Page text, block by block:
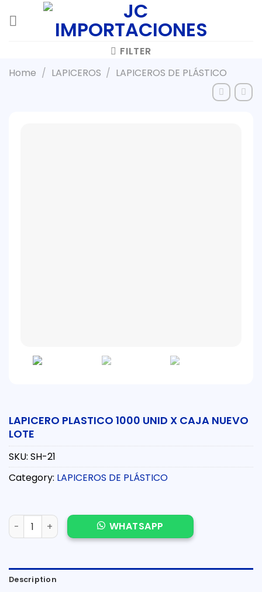
FILTER
Home / LAPICEROS / LAPICEROS DE PLÁSTICO
LAPICERO PLASTICO 1000 UNID X CAJA NUEVO
LOTE
SKU: SH-21
Category: LAPICEROS DE PLÁSTICO
LAPICERO PLASTICO 1000 UNID X CAJA NUEVO LOTE
WHATSAPP
Description